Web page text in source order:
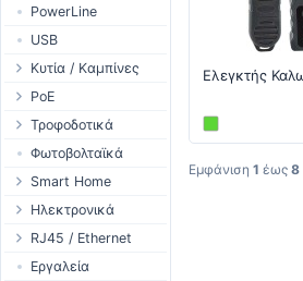
Εμφάνιση 1 έως 8
PoE & Power
U Fiber
Rack Mount
PowerLine
USB
Κυτία / Καμπίνες
Outdoor Cases
Indoor Cases
Indoor - Racks
Patch Panels
Accessories
PoE
Desktop Adapter
Wallplug Adapter
DC to DC Adapter
Passive Injector
802.3af/at Injector
Passive Splitter
Τροφοδοτικά
WallPlug
Desktop
Outdoor
Ράγας
PCB Power Supply
Φωτοβολταϊκά
Smart Home
Tuya - WiFi
TUYA - Bluetooth
Zigbee
Ηλεκτρονικά
Ρελέ
Οθόνες
RJ45 / Ethernet
Στροφία Etehernet
Εργαλεία